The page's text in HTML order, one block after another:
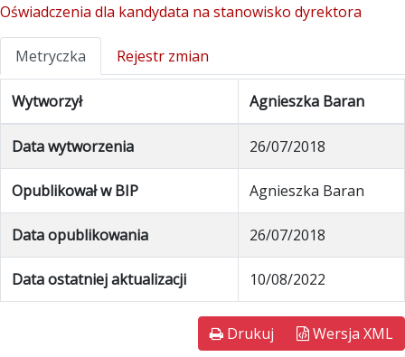
Oświadczenia dla kandydata na stanowisko dyrektora
Metryczka Rejestr zmian
Wytworzył Agnieszka Baran
Data wytworzenia 26/07/2018
Opublikował w BIP Agnieszka Baran
Data opublikowania 26/07/2018
Data ostatniej aktualizacji 10/08/2022
Drukuj Wersja XML